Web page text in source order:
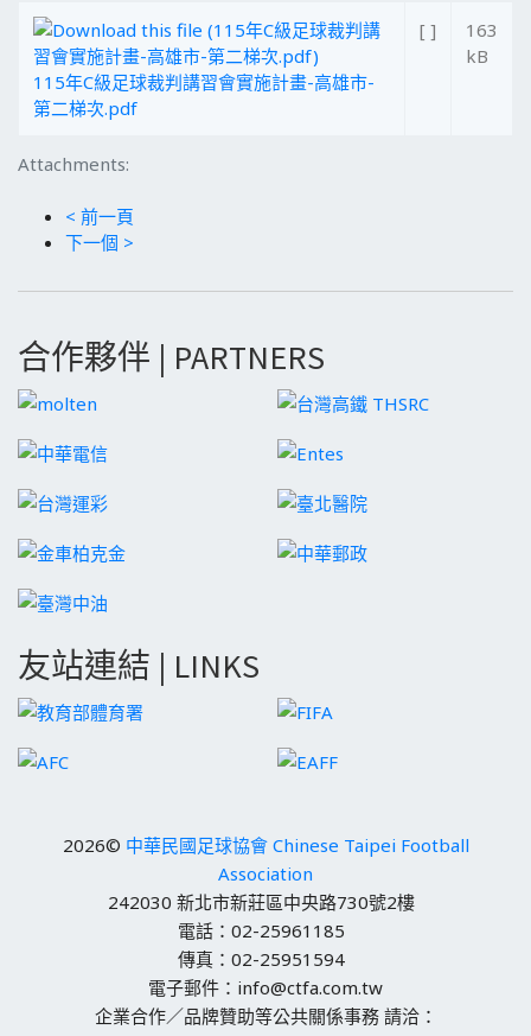
Attachments:
115年C級足球裁判講習會實施計畫-高雄市-
第二梯次.pdf
[ ]
163
kB
< 前一頁
下一個 >
合作夥伴 | PARTNERS
友站連結 | LINKS
2026© 中華民國足球協會 Chinese Taipei Football
Association
242030 新北市新莊區中央路730號2樓
電話：02-25961185
傳真：02-25951594
電子郵件：info@ctfa.com.tw
企業合作／品牌贊助等公共關係事務 請洽：